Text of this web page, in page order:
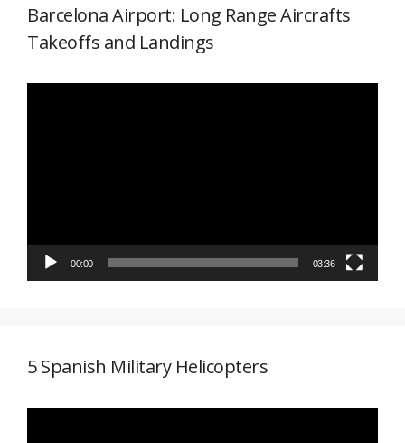
Barcelona Airport: Long Range Aircrafts
Takeoffs and Landings
00:00 03:36
5 Spanish Military Helicopters